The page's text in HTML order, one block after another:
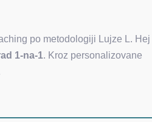
po metodologiji Lujze L. Hej
1-na-1. Kroz personalizovane